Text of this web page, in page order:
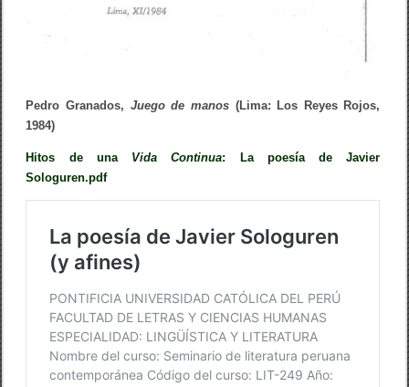
Pedro Granados, Juego de manos(Lima: Los Reyes Rojos,
1984)
Hitos de una Vida Continua: La poesía de Javier
Sologuren.pdf